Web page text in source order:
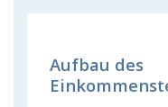
Aufbau des